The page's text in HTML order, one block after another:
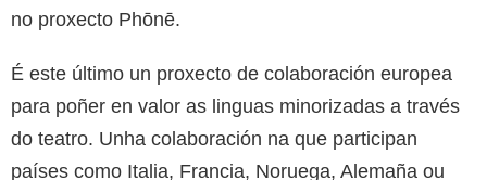
no proxecto Phōnē.
É este último un proxecto de colaboración europea
para poñer en valor as linguas minorizadas a través
do teatro. Unha colaboración na que participan
países como Italia, Francia, Noruega, Alemaña ou